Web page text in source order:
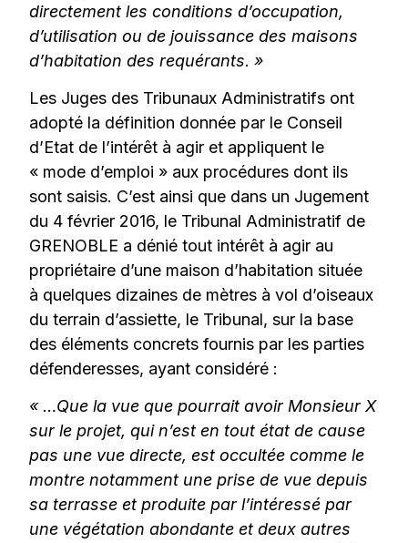
directement les conditions d’occupation,
d’utilisation ou de jouissance des maisons
d’habitation des requérants. »
Les Juges des Tribunaux Administratifs ont
adopté la définition donnée par le Conseil
d’Etat de l’intérêt à agir et appliquent le
« mode d’emploi » aux procédures dont ils
sont saisis. C’est ainsi que dans un Jugement
du 4 février 2016, le Tribunal Administratif de
GRENOBLE a dénié tout intérêt à agir au
propriétaire d’une maison d’habitation située
à quelques dizaines de mètres à vol d’oiseaux
du terrain d’assiette, le Tribunal, sur la base
des éléments concrets fournis par les parties
défenderesses, ayant considéré :
« …Que la vue que pourrait avoir Monsieur X
sur le projet, qui n’est en tout état de cause
pas une vue directe, est occultée comme le
montre notamment une prise de vue depuis
sa terrasse et produite par l’intéressé par
une végétation abondante et deux autres